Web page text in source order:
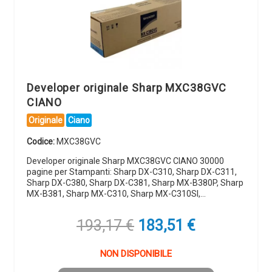
Developer originale Sharp MXC38GVC
CIANO
Originale Ciano
Codice: MXC38GVC
Developer originale Sharp MXC38GVC CIANO 30000
pagine per Stampanti: Sharp DX-C310, Sharp DX-C311,
Sharp DX-C380, Sharp DX-C381, Sharp MX-B380P, Sharp
MX-B381, Sharp MX-C310, Sharp MX-C310SI,…
193,17€ Il
prezzo
originale
era:
183,51 €Il
è:
NON DISPONIBILE